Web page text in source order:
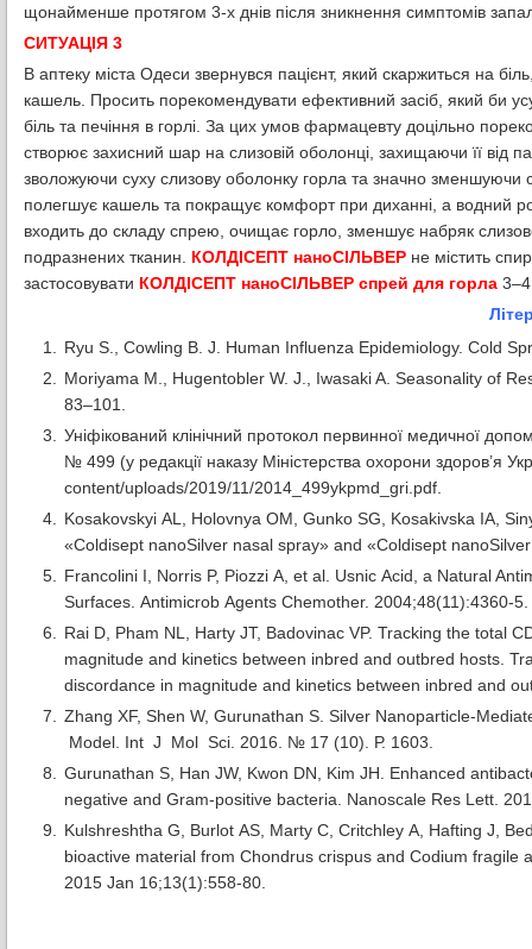
щонайменше протягом 3-х днів після зникнення симптомів
СИТУАЦIЯ 3
В аптеку міста Одеси звернувся пацієнт, який скаржиться на
кашель. Просить порекомендувати ефективний засіб, який би
біль та печіння в горлі. За цих умов фармацевту доцільно
створює захисний шар на слизовій оболонці, захищаючи її від
зволожуючи суху слизову оболонку горла та значно зменшуючи
полегшує кашель та покращує комфорт при диханні, а водний
входить до складу спрею, очищає горло, зменшує набряк
подразнених тканин. КОЛДІСЕПТ наноСІЛЬВЕР не містить
застосовувати КОЛДІСЕПТ наноСІЛЬВЕР спрей для горла
Ryu S., Cowling B. J. Human Influenza Epidemiology. Cold
Moriyama M., Hugentobler W. J., Iwasaki A. Seasonality of
83–101.
Уніфікований клінічний протокол первинної медичної
№ 499 (у редакції наказу Міністерства охорони здоров’я
content/uploads/2019/11/2014_499ykpmd_gri.pdf.
Kosakovskyi AL, Holovnya OM, Gunko SG, Kosakivska IA,
«Coldisept nanoSilver nasal spray» and «Coldisept
Francolini I, Norris P, Piozzi А, et al. Usnic Acid, a Natural
Surfaces. Antimicrob Agents Chemother. 2004;48(11):4360-5.
Rai D, Pham NL, Harty JT, Badovinac VP. Tracking the total
magnitude and kinetics between inbred and outbred hosts.
discordance in magnitude and kinetics between inbred and
Zhang XF, Shen W, Gurunathan S. Silver Nanoparticle-
Model. Int J Mol Sci. 2016. № 17 (10). Р. 1603.
Gurunathan S, Han JW, Kwon DN, Kim JH. Enhanced
negative and Gram-positive bacteria. Nanoscale Res Lett.
Kulshreshtha G, Burlot AS, Marty C, Critchley A, Hafting J,
bioactive material from Chondrus crispus and Codium
2015 Jan 16;13(1):558-80.